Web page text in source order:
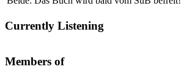
Currently Listening
Members of